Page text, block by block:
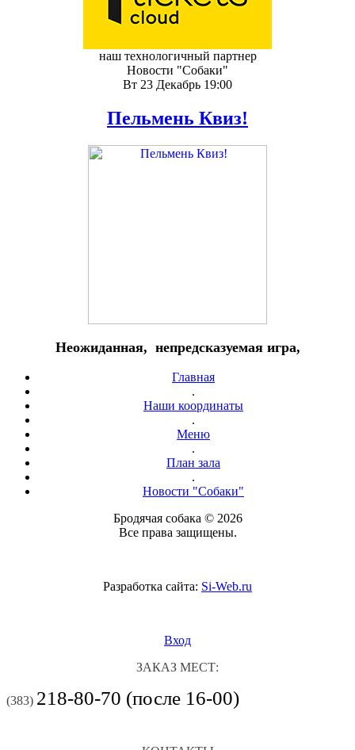
наш технологичный партнер
Новости "Собаки"
Вт 23 Декабрь 19:00
Пельмень Квиз!
Неожиданная, непредсказуемая игра,
Главная
.
Наши координаты
.
Меню
.
План зала
.
Новости "Собаки"
Бродячая собака © 2026
Все права защищены.
Разработка сайта: Si-Web.ru
Вход
ЗАКАЗ МЕСТ:
(383) 218-80-70 (после 16-00)